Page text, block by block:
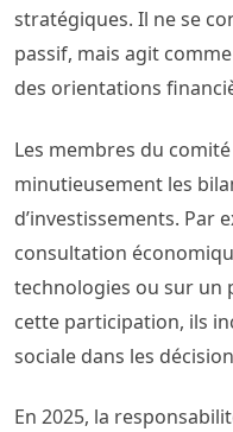
stratégiques. Il ne se
passif, mais agit
des orientations
Les membres du
minutieusement les
d’investissements. Par
consultation
technologies ou sur un
cette participation, ils
sociale dans les
En 2025, la